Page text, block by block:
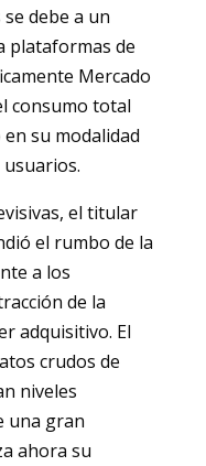
debe a un
plataformas de
Mercado
consumo total
su modalidad
el titular
el rumbo de la
a los
de la
adquisitivo. El
crudos de
niveles
una gran
ahora su